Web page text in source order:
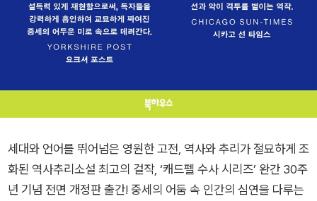
세대와 언어를 뛰어넘은 영원한 고전, 역사와 추리가 절묘하게 조
화된 역사추리소설 최고의 걸작, ‘캐드펠 수사 시리즈’ 완간 30주
년 기념 전면 개정판 출간! 중세의 어둠 속 인간의 심연을 다루는